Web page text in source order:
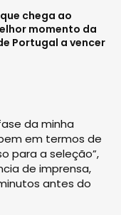
chega ao
momento da
Portugal a vencer
da minha
em termos de
para a seleção”,
de imprensa,
antes do